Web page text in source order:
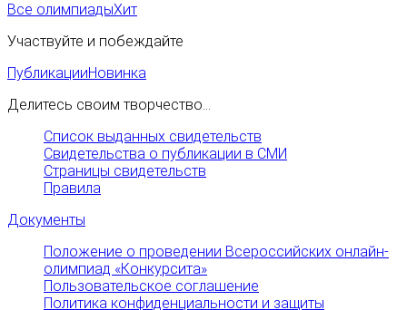
Все олимпиадыХит
Участвуйте и побеждайте
ПубликацииНовинка
Делитесь своим творчество...
Список выданных свидетельств
Свидетельства о публикации в СМИ
Страницы свидетельств
Правила
Документы
Положение о проведении Всероссийских онлайн-
олимпиад «Конкурсита»
Пользовательское соглашение
Политика конфиденциальности и защиты